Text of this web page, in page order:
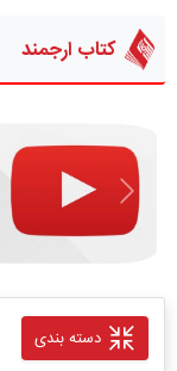
کتاب ارجمند
قبلی
دسته بندی